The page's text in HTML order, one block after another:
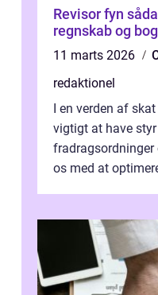
Revisor fyn sådan får du styr på
regnskab og
11 marts 2026
redaktionel
I en verden af
vigtigt at have
os med at